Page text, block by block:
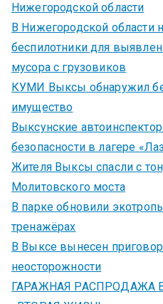
Нижегородской области
В Нижегородской области
беспилотники для
мусора с грузовиков
КУМИ Выксы обнаружил
имущество
Выксунские
безопасности в лагере
Жителя Выксы спасли с
Молитовского моста
В парке обновили
тренажёрах
В Выксе вынесен
неосторожности
ГАРАЖНАЯ